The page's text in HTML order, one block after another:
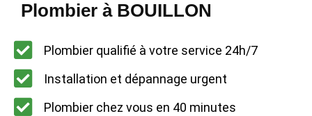
Plombier à BOUILLON
Plombier qualifié à votre service 24h/7
Installation et dépannage urgent
Plombier chez vous en 40 minutes